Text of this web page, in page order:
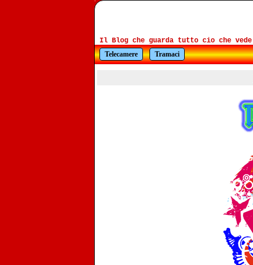
Il Blog che guarda tutto cio che vede
Telecamere
Tramaci